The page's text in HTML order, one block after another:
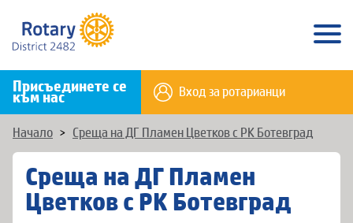
Присъединете се
към нас Вход за ротарианци
Начало > Среща на ДГ Пламен Цветков с РК Ботевград
Среща на ДГ Пламен
Цветков с РК Ботевград